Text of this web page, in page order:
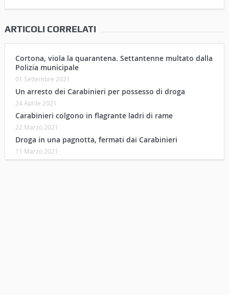
ARTICOLI CORRELATI
Cortona, viola la quarantena. Settantenne multato dalla
Polizia municipale
01 Settembre 2021
Un arresto dei Carabinieri per possesso di droga
24 Aprile 2021
Carabinieri colgono in flagrante ladri di rame
22 Marzo 2021
Droga in una pagnotta, fermati dai Carabinieri
11 Marzo 2021